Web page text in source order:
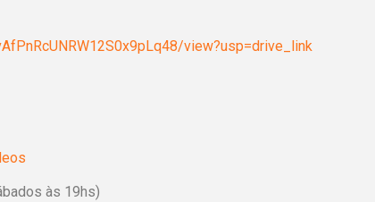
view?usp=drive_link
às 19hs)